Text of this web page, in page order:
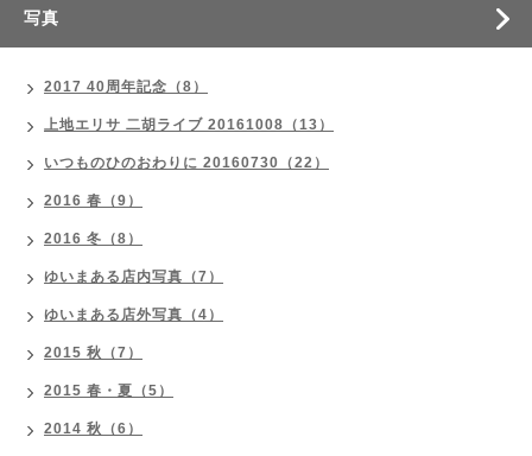
写真
2017 40周年記念（8）
上地エリサ 二胡ライブ 20161008（13）
いつものひのおわりに 20160730（22）
2016 春（9）
2016 冬（8）
ゆいまある店内写真（7）
ゆいまある店外写真（4）
2015 秋（7）
2015 春・夏（5）
2014 秋（6）